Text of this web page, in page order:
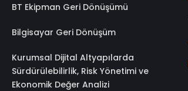
BT Ekipman Geri Dönüşümü
Bilgisayar Geri Dönüşüm
Kurumsal Dijital Altyapılarda
Sürdürülebilirlik, Risk Yönetimi ve
Ekonomik Değer Analizi